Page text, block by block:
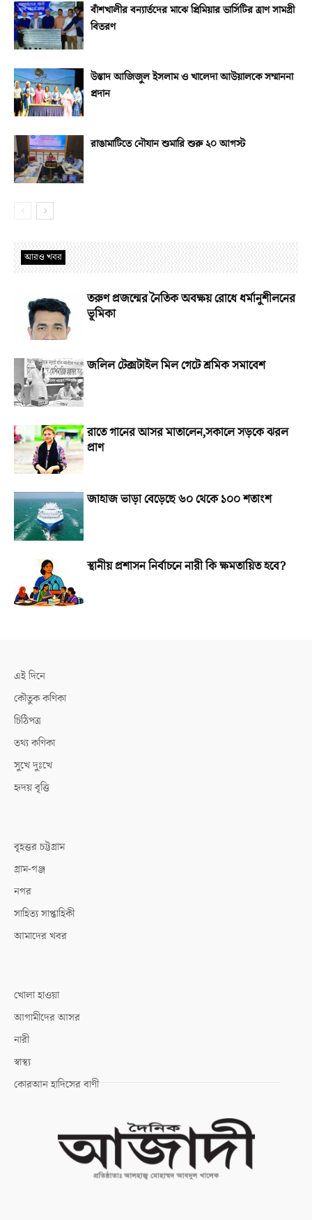
বাঁশখালীর বন্যার্তদের মাঝে প্রিমিয়ার ভার্সিটির ত্রাণ সামগ্রী
বিতরণ
উস্তাদ আজিজুল ইসলাম ও খালেদা আউয়ালকে সম্মাননা
প্রদান
রাঙামাটিতে নৌযান শুমারি শুরু ২০ আগস্ট
আরও খবর
তরুণ প্রজন্মের নৈতিক অবক্ষয় রোধে ধর্মানুশীলনের
ভূমিকা
জলিল টেক্সটাইল মিল গেটে শ্রমিক সমাবেশ
রাতে গানের আসর মাতালেন,সকালে সড়কে ঝরল
প্রাণ
জাহাজ ভাড়া বেড়েছে ৬০ থেকে ১০০ শতাংশ
স্থানীয় প্রশাসন নির্বাচনে নারী কি ক্ষমতায়িত হবে?
এই দিনে
কৌতুক কণিকা
চিঠিপত্র
তথ্য কণিকা
সুখে দুঃখে
হৃদয় বৃত্তি
বৃহত্তর চট্টগ্রাম
গ্রাম-গঞ্জ
নগর
সাহিত্য সাপ্তাহিকী
আমাদের খবর
খোলা হাওয়া
আগামীদের আসর
নারী
স্বাস্থ্য
কোরআন হাদিসের বাণী